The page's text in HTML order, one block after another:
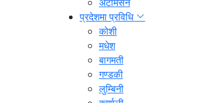
प्रदेशमा प्रविधि
कोशी
मधेश
बागमती
गण्डकी
लुम्बिनी